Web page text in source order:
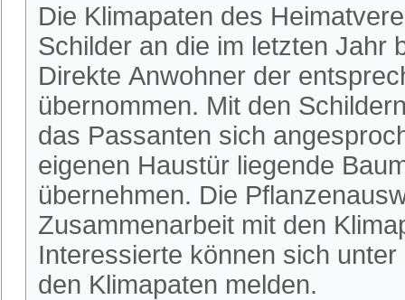
Die Klimapaten des
Schilder an die im letzten Jahr
Direkte Anwohner der
übernommen. Mit den
das Passanten sich
eigenen Haustür liegende
übernehmen. Die
Zusammenarbeit mit den
Interessierte können sich
den Klimapaten melden.